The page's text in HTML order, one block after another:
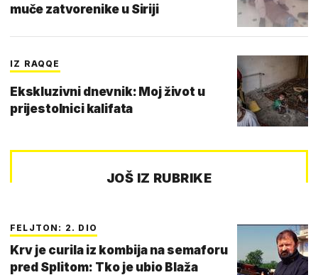
muče zatvorenike u Siriji
IZ RAQQE
Ekskluzivni dnevnik: Moj život u
prijestolnici kalifata
JOŠ IZ RUBRIKE
FELJTON: 2. DIO
Krv je curila iz kombija na semaforu
pred Splitom: Tko je ubio Blaža